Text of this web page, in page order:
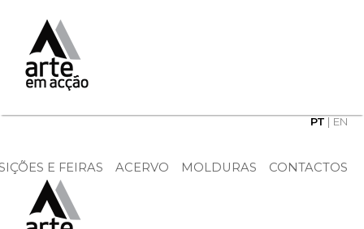
PT | EN
E FEIRAS ACERVO MOLDURAS CONTACTOS